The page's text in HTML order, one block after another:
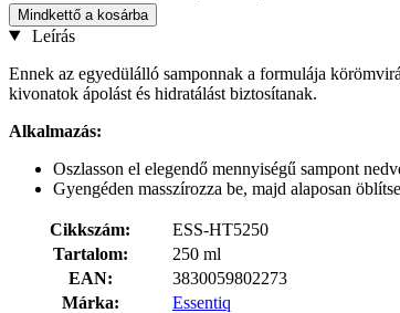
Mindkettő a kosárba
Leírás
Ennek az egyedülálló samponnak a formulája
kivonatok ápolást és hidratálást biztosítanak.
Alkalmazás:
Oszlasson el elegendő mennyiségű sampont
Gyengéden masszírozza be, majd alaposan
Cikkszám:
ESS-HT5250
Tartalom:
250 ml
EAN:
3830059802273
Márka:
Essentiq